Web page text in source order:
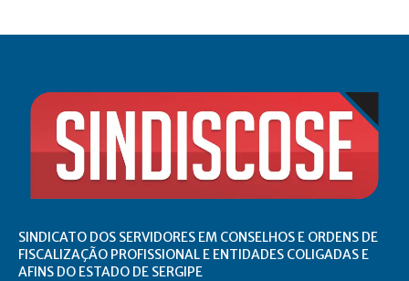
SINDICATO DOS SERVIDORES EM CONSELHOS E ORDENS DE
FISCALIZAÇÃO PROFISSIONAL E ENTIDADES COLIGADAS E
AFINS DO ESTADO DE SERGIPE